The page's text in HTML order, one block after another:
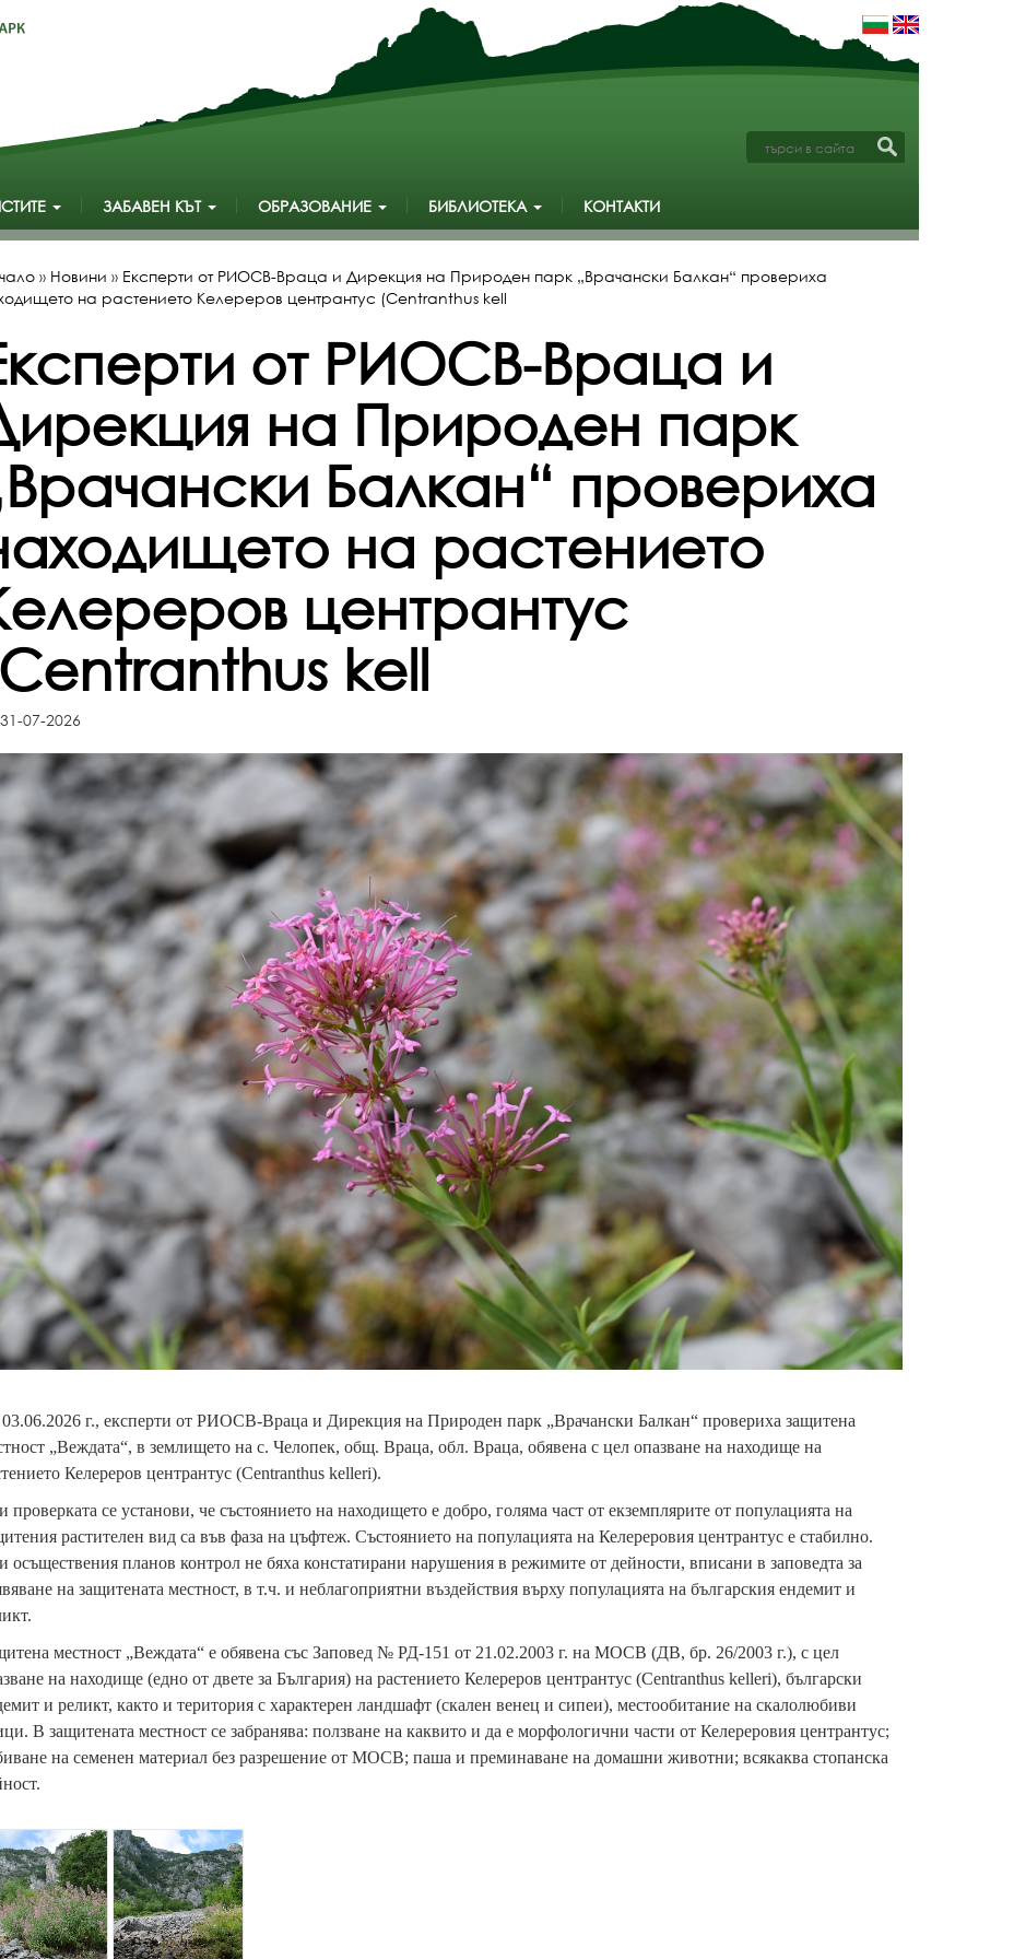
ЗАБАВЕН КЪТ ОБРАЗОВАНИЕ БИБЛИОТЕКА КОНТАКТИ
» Новини » Eксперти от РИОСВ-Враца и Дирекция на Природен парк „Врачански Балкан“ провериха
на растението Келереров центрантус (Centranthus kell
от РИОСВ-Враца и
на Природен парк
Балкан“ провериха
на растението
центрантус
kell
07-2026
г., експерти от РИОСВ-Враца и Дирекция на Природен парк „Врачански Балкан“ провериха защитена
„Веждата“, в землището на с. Челопек, общ. Враца, обл. Враца, обявена с цел опазване на находище на
Келереров центрантус (Centranthus kelleri).
проверката се установи, че състоянието на находището е добро, голяма част от екземплярите от популацията на
растителен вид са във фаза на цъфтеж. Състоянието на популацията на Келереровия центрантус е стабилно.
осъществения планов контрол не бяха констатирани нарушения в режимите от дейности, вписани в заповедта за
на защитената местност, в т.ч. и неблагоприятни въздействия върху популацията на българския ендемит и
местност „Веждата“ е обявена със Заповед № РД-151 от 21.02.2003 г. на МОСВ (ДВ, бр. 26/2003 г.), с цел
на находище (едно от двете за България) на растението Келереров центрантус (Centranthus kelleri), български
и реликт, както и територия с характерен ландшафт (скален венец и сипеи), местообитание на скалолюбиви
В защитената местност се забранява: ползване на каквито и да е морфологични части от Келереровия центрантус;
на семенен материал без разрешение от МОСВ; паша и преминаване на домашни животни; всякаква стопанска
{
p
a
r
a
m